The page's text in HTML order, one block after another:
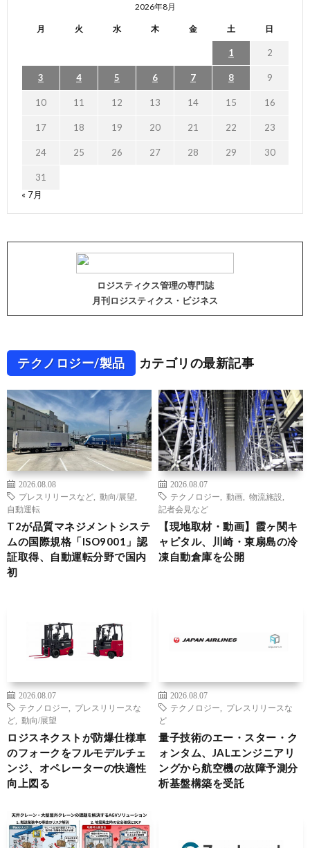
2026年8月
月 火 水 木 金 土 日
1 2
3 4 5 6 7 8 9
10 11 12 13 14 15 16
17 18 19 20 21 22 23
24 25 26 27 28 29 30
31
« 7月
ロジスティクス管理の専門誌
月刊ロジスティクス・ビジネス
テクノロジー/製品 カテゴリの最新記事
2026.08.08
プレスリリースなど
動向/展望
自動運転
T2が品質マネジメントシステ
ムの国際規格「ISO9001」認
証取得、自動運転分野で国内
初
2026.08.07
テクノロジー
動画 物流施設
記者会見など
【現地取材・動画】霞ヶ関キ
ャピタル、川崎・東扇島の冷
凍自動倉庫を公開
2026.08.07
テクノロジー
プレスリリースな
ど
動向/展望
ロジスネクストが防爆仕様車
のフォークをフルモデルチェ
ンジ、オペレーターの快適性
向上図る
2026.08.07
テクノロジー
プレスリリースな
ど
量子技術のエー・スター・ク
ォンタム、JALエンジニアリ
ングから航空機の故障予測分
析基盤構築を受託